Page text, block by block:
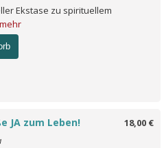
Ekstase zu spirituellem
mehr
18,00 €
JA zum Leben!